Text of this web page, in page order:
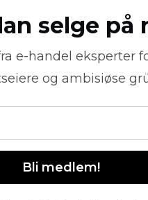
selge på
e-handel eksperter
og ambisiøse
Bli medlem!